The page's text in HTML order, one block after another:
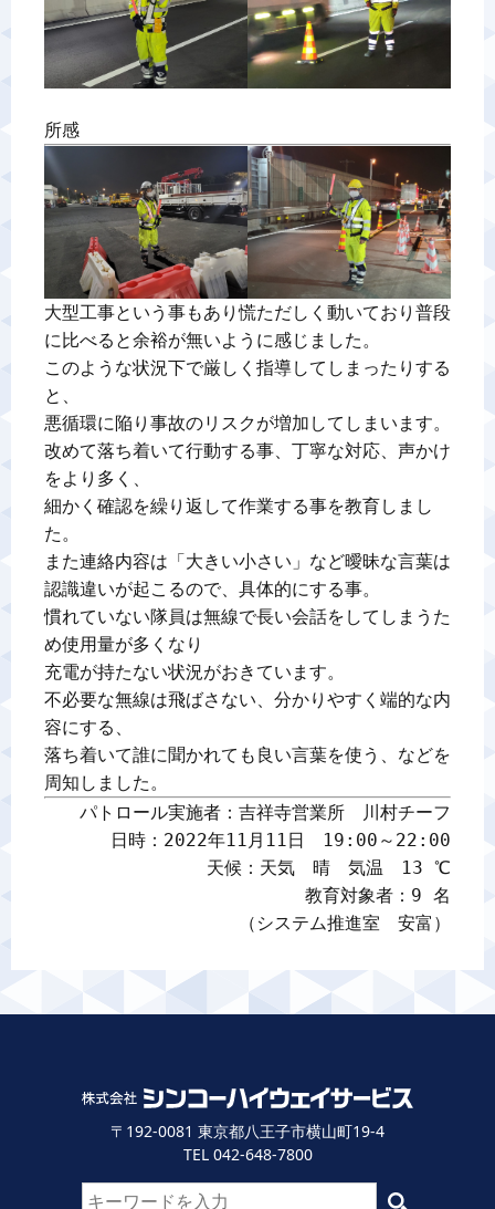
所感
大型工事という事もあり慌ただしく動いており普段
に比べると余裕が無いように感じました。
このような状況下で厳しく指導してしまったりする
と、
悪循環に陥り事故のリスクが増加してしまいます。
改めて落ち着いて行動する事、丁寧な対応、声かけ
をより多く、
細かく確認を繰り返して作業する事を教育しまし
た。
また連絡内容は「大きい小さい」など曖昧な言葉は
認識違いが起こるので、具体的にする事。
慣れていない隊員は無線で長い会話をしてしまうた
め使用量が多くなり
充電が持たない状況がおきています。
不必要な無線は飛ばさない、分かりやすく端的な内
容にする、
落ち着いて誰に聞かれても良い言葉を使う、などを
周知しました。
パトロール実施者：吉祥寺営業所　川村チーフ
日時：2022年11月11日　19:00～22:00
天候：天気　晴　気温　13 ℃
教育対象者：9 名
（システム推進室　安富）
〒192-0081 東京都八王子市横山町19-4
TEL 042-648-7800